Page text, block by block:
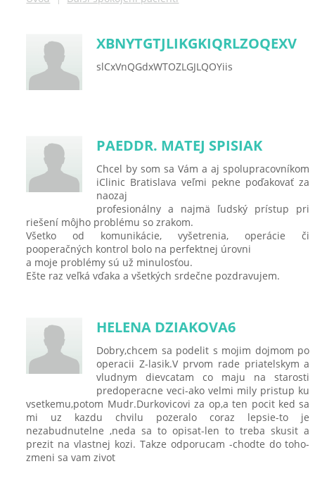
XBNYTGTJLIKGKIQRLZOQEXV
slCxVnQGdxWTOZLGJLQOYiis
PAEDDR. MATEJ SPISIAK
Chcel by som sa Vám a aj spolupracovníkom
iClinic Bratislava veľmi pekne poďakovať za
naozaj
profesionálny a najmä ľudský prístup pri
riešení môjho problému so zrakom.
Všetko od komunikácie, vyšetrenia, operácie či
pooperačných kontrol bolo na perfektnej úrovni
a moje problémy sú už minulosťou.
Ešte raz veľká vďaka a všetkých srdečne pozdravujem.
HELENA DZIAKOVA6
Dobry,chcem sa podelit s mojim dojmom po
operacii Z-lasik.V prvom rade priatelskym a
vludnym dievcatam co maju na starosti
predoperacne veci-ako velmi mily pristup ku
vsetkemu,potom Mudr.Durkovicovi za op,a ten pocit ked sa
mi uz kazdu chvilu pozeralo coraz lepsie-to je
nezabudnutelne ,neda sa to opisat-len to treba skusit a
prezit na vlastnej kozi. Takze odporucam -chodte do toho-
zmeni sa vam zivot